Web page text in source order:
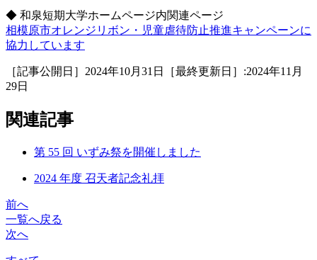
◆ 和泉短期大学ホームページ内関連ページ
相模原市オレンジリボン・児童虐待防止推進キャンペーンに
協力しています
［記事公開日］2024年10月31日［最終更新日］:2024年11月
29日
関連記事
第 55 回 いずみ祭を開催しました
2024 年度 召天者記念礼拝
前へ
一覧へ戻る
次へ